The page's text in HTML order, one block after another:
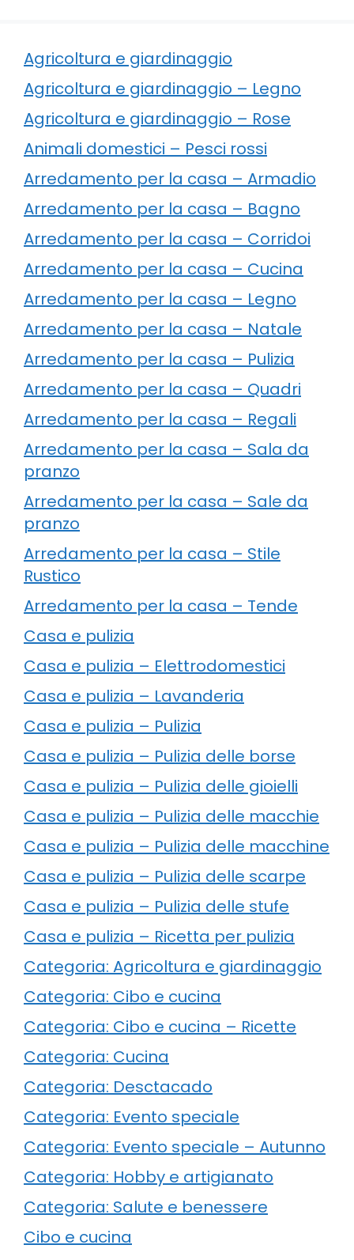
Agricoltura e giardinaggio
Agricoltura e giardinaggio – Legno
Agricoltura e giardinaggio – Rose
Animali domestici – Pesci rossi
Arredamento per la casa – Armadio
Arredamento per la casa – Bagno
Arredamento per la casa – Corridoi
Arredamento per la casa – Cucina
Arredamento per la casa – Legno
Arredamento per la casa – Natale
Arredamento per la casa – Pulizia
Arredamento per la casa – Quadri
Arredamento per la casa – Regali
Arredamento per la casa – Sala da
pranzo
Arredamento per la casa – Sale da
pranzo
Arredamento per la casa – Stile
Rustico
Arredamento per la casa – Tende
Casa e pulizia
Casa e pulizia – Elettrodomestici
Casa e pulizia – Lavanderia
Casa e pulizia – Pulizia
Casa e pulizia – Pulizia delle borse
Casa e pulizia – Pulizia delle gioielli
Casa e pulizia – Pulizia delle macchie
Casa e pulizia – Pulizia delle macchine
Casa e pulizia – Pulizia delle scarpe
Casa e pulizia – Pulizia delle stufe
Casa e pulizia – Ricetta per pulizia
Categoria: Agricoltura e giardinaggio
Categoria: Cibo e cucina
Categoria: Cibo e cucina – Ricette
Categoria: Cucina
Categoria: Desctacado
Categoria: Evento speciale
Categoria: Evento speciale – Autunno
Categoria: Hobby e artigianato
Categoria: Salute e benessere
Cibo e cucina